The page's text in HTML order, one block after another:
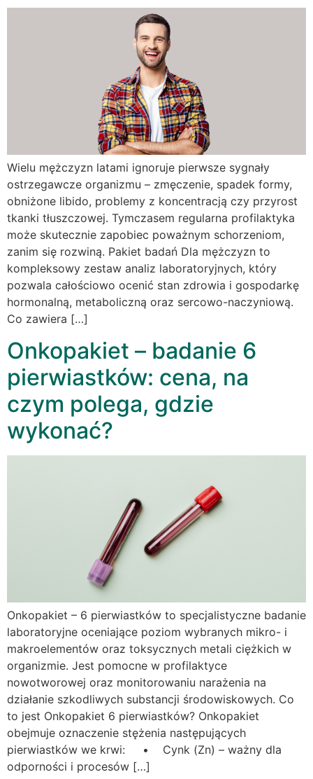
Wielu mężczyzn latami ignoruje pierwsze sygnały
ostrzegawcze organizmu – zmęczenie, spadek formy,
obniżone libido, problemy z koncentracją czy przyrost
tkanki tłuszczowej. Tymczasem regularna profilaktyka
może skutecznie zapobiec poważnym schorzeniom,
zanim się rozwiną. Pakiet badań Dla mężczyzn to
kompleksowy zestaw analiz laboratoryjnych, który
pozwala całościowo ocenić stan zdrowia i gospodarkę
hormonalną, metaboliczną oraz sercowo-naczyniową.
Co zawiera […]
Onkopakiet – badanie 6
pierwiastków: cena, na
czym polega, gdzie
wykonać?
Onkopakiet – 6 pierwiastków to specjalistyczne badanie
laboratoryjne oceniające poziom wybranych mikro- i
makroelementów oraz toksycznych metali ciężkich w
organizmie. Jest pomocne w profilaktyce
nowotworowej oraz monitorowaniu narażenia na
działanie szkodliwych substancji środowiskowych. Co
to jest Onkopakiet 6 pierwiastków? Onkopakiet
obejmuje oznaczenie stężenia następujących
pierwiastków we krwi: • Cynk (Zn) – ważny dla
odporności i procesów […]